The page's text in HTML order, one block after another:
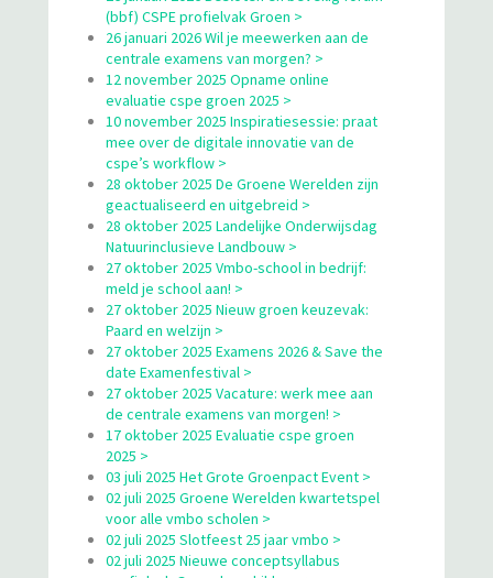
(bbf) CSPE profielvak Groen >
26 januari 2026 Wil je meewerken aan de
centrale examens van morgen? >
12 november 2025 Opname online
evaluatie cspe groen 2025 >
10 november 2025 Inspiratiesessie: praat
mee over de digitale innovatie van de
cspe’s workflow >
28 oktober 2025 De Groene Werelden zijn
geactualiseerd en uitgebreid >
28 oktober 2025 Landelijke Onderwijsdag
Natuurinclusieve Landbouw >
27 oktober 2025 Vmbo-school in bedrijf:
meld je school aan! >
27 oktober 2025 Nieuw groen keuzevak:
Paard en welzijn >
27 oktober 2025 Examens 2026 & Save the
date Examenfestival >
27 oktober 2025 Vacature: werk mee aan
de centrale examens van morgen! >
17 oktober 2025 Evaluatie cspe groen
2025 >
03 juli 2025 Het Grote Groenpact Event >
02 juli 2025 Groene Werelden kwartetspel
voor alle vmbo scholen >
02 juli 2025 Slotfeest 25 jaar vmbo >
02 juli 2025 Nieuwe conceptsyllabus